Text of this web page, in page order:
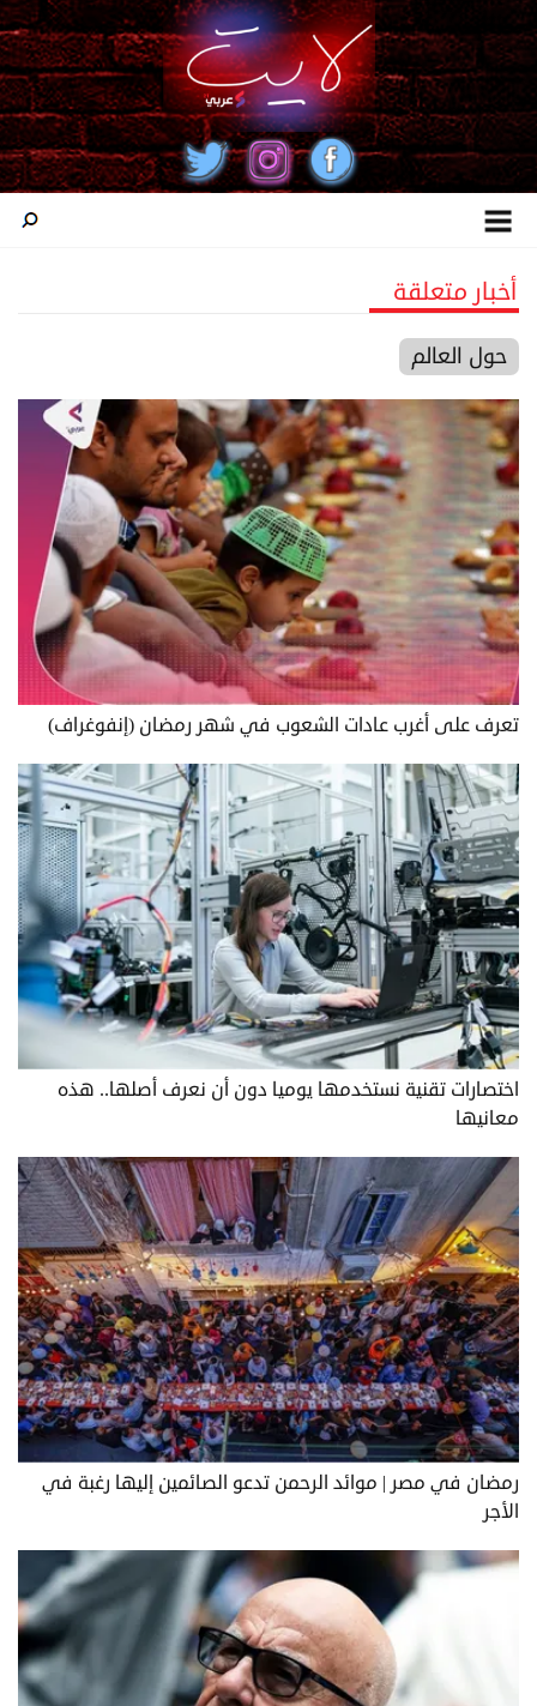
أخبار متعلقة
حول العالم
تعرف على أغرب عادات الشعوب في شهر رمضان (إنفوغراف)
اختصارات تقنية نستخدمها يوميا دون أن نعرف أصلها.. هذه
معانيها
رمضان في مصر | موائد الرحمن تدعو الصائمين إليها رغبة في
الأجر